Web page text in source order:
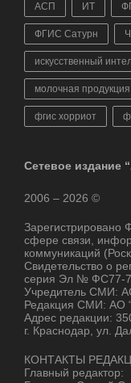
АСП ИТ
ФГИС Сатурн
искусственный
молочная продукция
фгис хорриот
Сетевое издание
2006 – 2026 ©
Зарегистрировано
сфере связи,
коммуникаций
Свидетельство о
серия Эл № ФС77-
Учредитель СМИ:
Редакция СМИ: АО
Адрес редакции:
г. Краснодар, ул.
КОНТАКТЫ
Главный редактор: